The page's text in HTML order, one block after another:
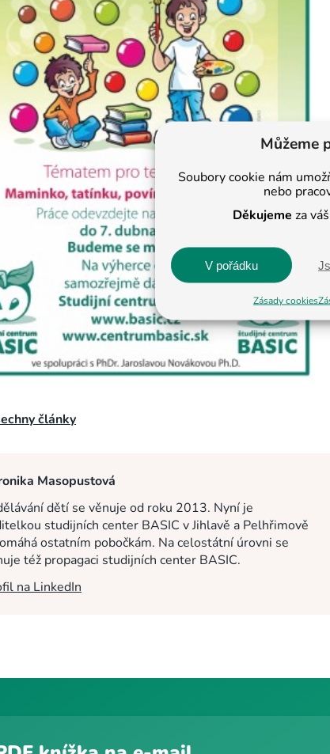
Můžeme
Soubory cookie nám
nebo
Děkujeme za
V pořádku
Zásady cookies
články
Masopustová
dětí se věnuje od roku 2013. Nyní je
studijních center BASIC v Jihlavě a Pelhřimově
ostatním pobočkám. Na celostátní úrovni se
též propagaci studijních center BASIC.
na LinkedIn